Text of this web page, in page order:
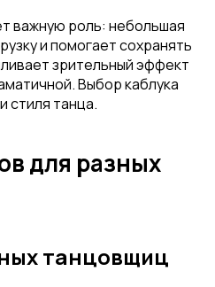
важную роль: небольшая
и помогает сохранять
зрительный эффект
Выбор каблука
стиля танца.
для разных
танцовщиц